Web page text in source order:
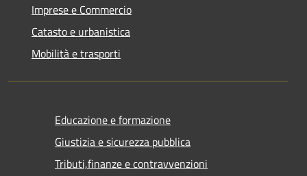
Imprese e Commercio
Catasto e urbanistica
Mobilità e trasporti
Educazione e formazione
Giustizia e sicurezza pubblica
Tributi,finanze e contravvenzioni